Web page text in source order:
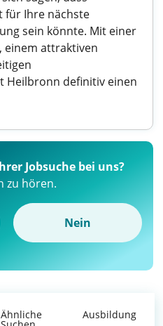
für Ihre nächste
sein könnte. Mit einer
einem attraktiven
Heilbronn definitiv einen
Jobsuche bei uns?
zu hören.
Nein
Ähnliche Ausbildung